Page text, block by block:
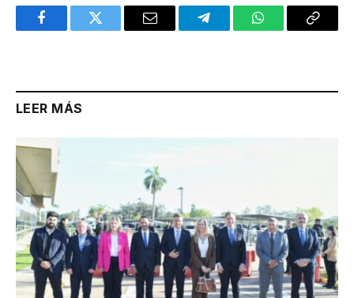
FacebookTwitter Email TelegramWhatsAppCopy
LEER MÁS